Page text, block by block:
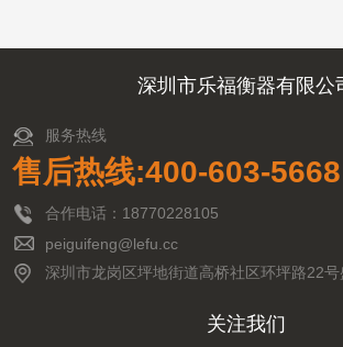
深圳市乐福衡器有限公
服务热线
售后热线:400-603-5668
合作电话：18770228105
peiguifeng@lefu.cc
深圳市龙岗区坪地街道高桥社区环坪路22
关注我们